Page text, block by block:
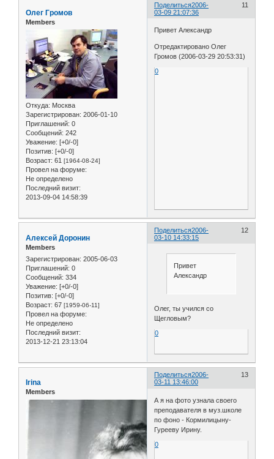
Поделиться 11
2006-
03-09 21:07:36
Олег Громов
Members
Откуда: Москва
Зарегистрирован: 2006-01-10
Приглашений: 0
Сообщений: 242
Уважение: [+0/-0]
Позитив: [+0/-0]
Возраст: 61 [1964-08-24]
Провел на форуме:
Не определено
Последний визит:
2013-09-04 14:58:39
Привет Александр
Отредактировано Олег
Громов (2006-03-29 20:53:31)
0
Поделиться 12
2006-
03-10 14:33:15
Алексей Доронин
Members
Зарегистрирован: 2005-06-03
Приглашений: 0
Сообщений: 334
Уважение: [+0/-0]
Позитив: [+0/-0]
Возраст: 67 [1959-06-11]
Провел на форуме:
Не определено
Последний визит:
2013-12-21 23:13:04
Привет
Александр
Олег, ты учился со
Щегловым?
0
Поделиться 13
2006-
03-11 13:46:00
Irina
Members
А я на фото узнала своего
преподавателя в муз.школе
по фоно - Кормилицыну-
Гурееву Ирину.
0